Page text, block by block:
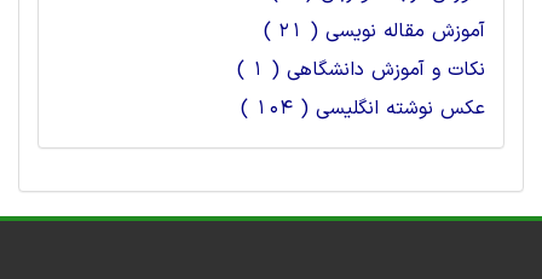
آموزش مقاله نویسی ( 21 )
نکات و آموزش دانشگاهی ( 1 )
عکس نوشته انگلیسی ( 104 )